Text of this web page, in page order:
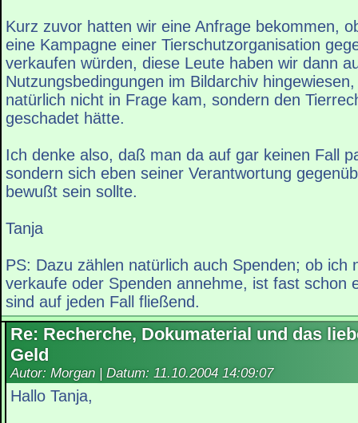
Kurz zuvor hatten wir eine Anfrage bekommen,
eine Kampagne einer Tierschutzorganisation
verkaufen würden, diese Leute haben wir dann
Nutzungsbedingungen im Bildarchiv
natürlich nicht in Frage kam, sondern den
geschadet hätte.
Ich denke also, daß man da auf gar keinen Fall
sondern sich eben seiner Verantwortung
bewußt sein sollte.
Tanja
PS: Dazu zählen natürlich auch Spenden; ob ich
verkaufe oder Spenden annehme, ist fast schon
sind auf jeden Fall fließend.
Re: Recherche, Dokumaterial und das
Geld
Autor: Morgan | Datum: 11.10.2004 14:09:07
Hallo Tanja,